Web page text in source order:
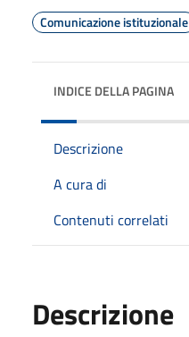
Comunicazione istituzionale
INDICE DELLA PAGINA
Descrizione
A cura di
Contenuti correlati
Descrizione